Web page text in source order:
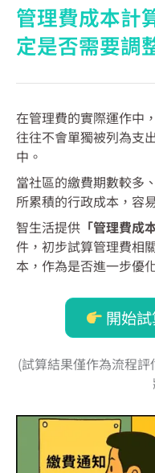
管理費成本計
定是否需要調
在管理費的實際運作中
往往不會單獨被列為支
中。
當社區的繳費期數較多
所累積的行政成本，容
智生活提供 「管理費成
件，初步試算管理費相
本，作為是否進一步優
開始
(試算結果僅作為流程